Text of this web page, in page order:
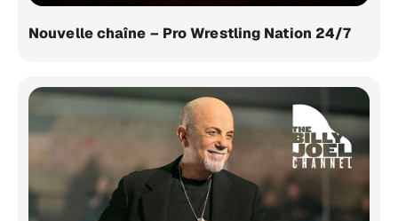
Nouvelle chaîne – Pro Wrestling Nation 24/7